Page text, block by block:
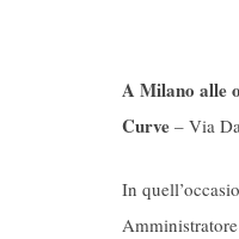
A Milano alle
Curve – Via
In